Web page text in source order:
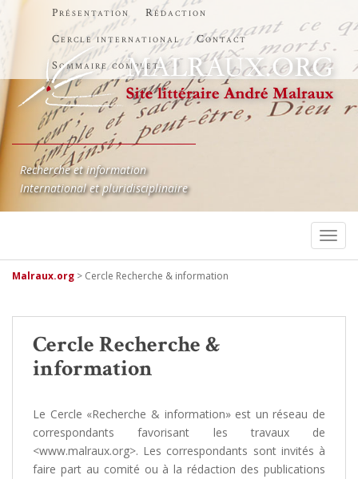
Présentation
Rédaction
Cercle international
Contact
Sommaire complet
Recherche et information
International et pluridisciplinaire
Malraux.org > Cercle Recherche & information
Cercle Recherche &
information
Le Cercle «Recherche & information» est un réseau de
correspondants favorisant les travaux de
<www.malraux.org>. Les correspondants sont invités à
faire part au comité ou à la rédaction des publications